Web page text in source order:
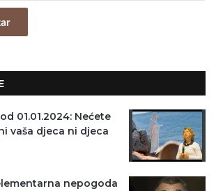
01.01.2024: Nećete
vaša djeca ni djeca
nepogoda